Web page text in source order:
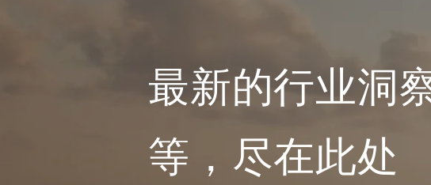
最新的行业洞
等，尽在此处